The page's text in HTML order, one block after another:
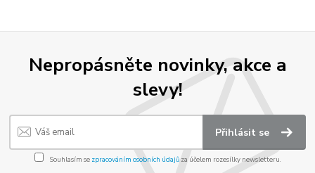
Nepropásněte novinky, akce a
slevy!
Přihlásit se
Souhlasím se zpracováním osobních údajůza účelem rozesílky newsletteru.